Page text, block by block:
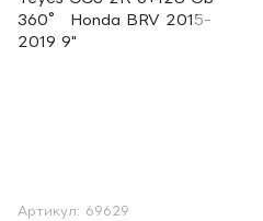
Артикул: 69629